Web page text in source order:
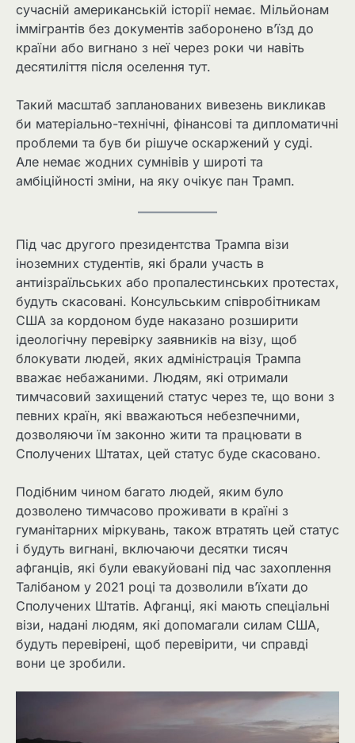
сучасній американській історії немає. Мільйонам
іммігрантів без документів заборонено в’їзд до
країни або вигнано з неї через роки чи навіть
десятиліття після оселення тут.
Такий масштаб запланованих вивезень викликав
би матеріально-технічні, фінансові та дипломатичні
проблеми та був би рішуче оскаржений у суді.
Але немає жодних сумнівів у широті та
амбіційності зміни, на яку очікує пан Трамп.
Під час другого президентства Трампа візи
іноземних студентів, які брали участь в
антиізраїльських або пропалестинських протестах,
будуть скасовані. Консульським співробітникам
США за кордоном буде наказано розширити
ідеологічну перевірку заявників на візу, щоб
блокувати людей, яких адміністрація Трампа
вважає небажаними. Людям, які отримали
тимчасовий захищений статус через те, що вони з
певних країн, які вважаються небезпечними,
дозволяючи їм законно жити та працювати в
Сполучених Штатах, цей статус буде скасовано.
Подібним чином багато людей, яким було
дозволено тимчасово проживати в країні з
гуманітарних міркувань, також втратять цей статус
і будуть вигнані, включаючи десятки тисяч
афганців, які були евакуйовані під час захоплення
Талібаном у 2021 році та дозволили в’їхати до
Сполучених Штатів. Афганці, які мають спеціальні
візи, надані людям, які допомагали силам США,
будуть перевірені, щоб перевірити, чи справді
вони це зробили.